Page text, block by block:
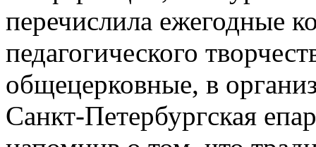
перечислила ежегодные
педагогического
общецерковные, в
Санкт-Петербургская